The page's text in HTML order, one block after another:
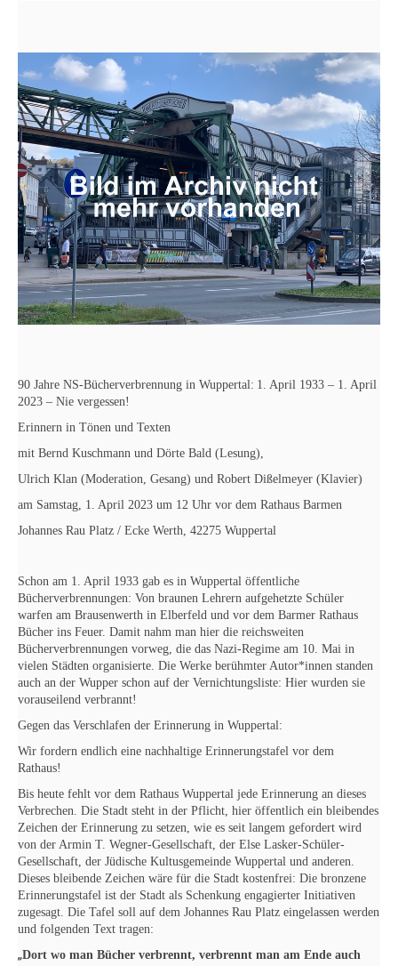
90 Jahre NS-Bücherverbrennung in Wuppertal: 1. April 1933 – 1. April
2023 – Nie vergessen!
Erinnern in Tönen und Texten
mit Bernd Kuschmann und Dörte Bald (Lesung),
Ulrich Klan (Moderation, Gesang) und Robert Dißelmeyer (Klavier)
am Samstag, 1. April 2023 um 12 Uhr vor dem Rathaus Barmen
Johannes Rau Platz / Ecke Werth, 42275 Wuppertal
Schon am 1. April 1933 gab es in Wuppertal öffentliche
Bücherverbrennungen: Von braunen Lehrern aufgehetzte Schüler
warfen am Brausenwerth in Elberfeld und vor dem Barmer Rathaus
Bücher ins Feuer. Damit nahm man hier die reichsweiten
Bücherverbrennungen vorweg, die das Nazi-Regime am 10. Mai in
vielen Städten organisierte. Die Werke berühmter Autor*innen standen
auch an der Wupper schon auf der Vernichtungsliste: Hier wurden sie
vorauseilend verbrannt!
Gegen das Verschlafen der Erinnerung in Wuppertal:
Wir fordern endlich eine nachhaltige Erinnerungstafel vor dem
Rathaus!
Bis heute fehlt vor dem Rathaus Wuppertal jede Erinnerung an dieses
Verbrechen. Die Stadt steht in der Pflicht, hier öffentlich ein bleibendes
Zeichen der Erinnerung zu setzen, wie es seit langem gefordert wird
von der Armin T. Wegner-Gesellschaft, der Else Lasker-Schüler-
Gesellschaft, der Jüdische Kultusgemeinde Wuppertal und anderen.
Dieses bleibende Zeichen wäre für die Stadt kostenfrei: Die bronzene
Erinnerungstafel ist der Stadt als Schenkung engagierter Initiativen
zugesagt. Die Tafel soll auf dem Johannes Rau Platz eingelassen werden
und folgenden Text tragen:
„Dort wo man Bücher verbrennt, verbrennt man am Ende auch